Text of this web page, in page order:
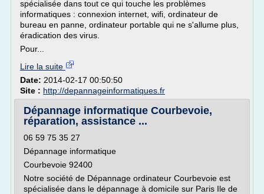
spécialisée dans tout ce qui touche les problèmes
informatiques : connexion internet, wifi, ordinateur de
bureau en panne, ordinateur portable qui ne s'allume plus,
éradication des virus.
Pour...
Lire la suite
Date: 2014-02-17 00:50:50
Site : http://depannageinformatiques.fr
Dépannage informatique Courbevoie,
réparation, assistance ...
06 59 75 35 27
Dépannage informatique
Courbevoie 92400
Notre société de Dépannage ordinateur Courbevoie est
spécialisée dans le dépannage à domicile sur Paris Ile de